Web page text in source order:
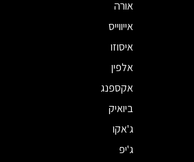
אורה
אייווייס
איסוזו
אלפין
אקספנג
ביואיק
ג'אקו
ג'יפ